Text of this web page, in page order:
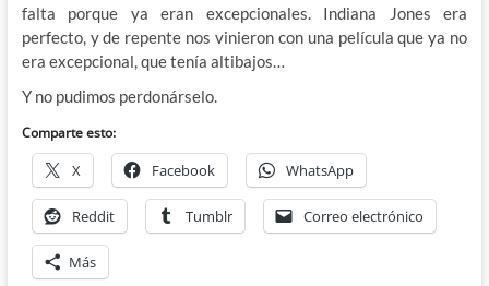
falta porque ya eran excepcionales. Indiana Jones era
perfecto, y de repente nos vinieron con una película que ya no
era excepcional, que tenía altibajos…
Y no pudimos perdonárselo.
Comparte esto:
X Facebook WhatsApp
Reddit Tumblr Correo electrónico
Más